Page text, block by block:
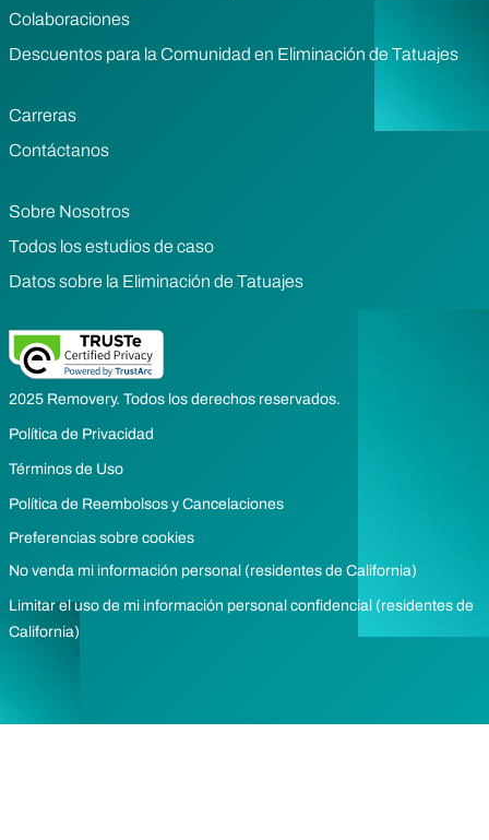
Colaboraciones
Descuentos para la Comunidad en Eliminación de Tatuajes
Carreras
Contáctanos
Sobre Nosotros
Todos los estudios de caso
Datos sobre la Eliminación de Tatuajes
2025 Removery. Todos los derechos reservados.
Política de Privacidad
Términos de Uso
Política de Reembolsos y Cancelaciones
Preferencias sobre cookies
No venda mi información personal (residentes de California)
Limitar el uso de mi información personal confidencial (residentes de
California)